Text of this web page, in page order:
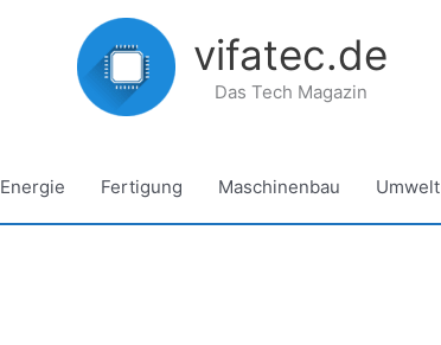
vifatec.de
Das Tech Magazin
Energie Fertigung Maschinenbau Umwelt